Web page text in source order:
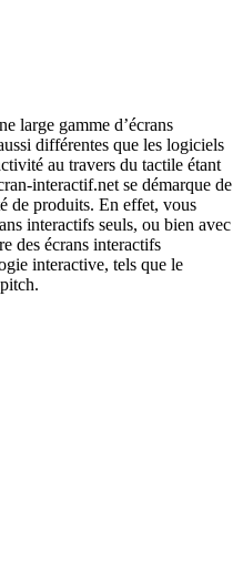
large gamme d’écrans
différentes que les logiciels
au travers du tactile étant
interactif.net se démarque de
de produits. En effet, vous
interactifs seuls, ou bien avec
des écrans interactifs
interactive, tels que le